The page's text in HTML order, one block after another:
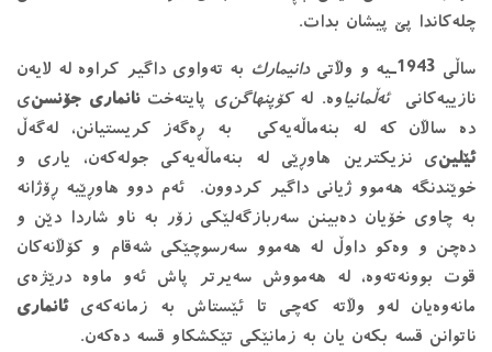
چلەکاندا پێ پیشان بدات.
ساڵی 1943ـیە و وڵاتی
دانیمارک بە تەواوی داگیر کراوە لە لایەن
نازییەکانیئەڵمانیاوە. لەکۆپنهاگن‌ی پایتەختنانماری جۆنسنی
دە ساڵان کە لە بنەماڵەیەکی بە ڕەگەز کریستیانن، لەگەڵ
ئێلین‌ی نزیکترین هاوڕێی لە بنەماڵەیەکی جولەکەن، یاری و
خوێندنگە هەموو ژیانی داگیر کردوون. ئەم دوو هاوڕێیە ڕۆژانە
بە چاوی خۆیان دەبینن سەربازگەلێکی زۆر بە ناو شاردا دێن و
دەچن و وەکو داوڵ لە هەموو سەرسوچێکی شەقام و کۆڵانەکان
قوت بوونەتەوە، لە هەمووش سەیرتر پاش ئەو ماوە درێژەی
مانەوەیان لەو وڵاتە کەچی تا ئێستاش بە زمانەکەیئانماری
ناتوانن قسە بکەن یان بە زمانێکی تێکشکاو قسە دەکەن.